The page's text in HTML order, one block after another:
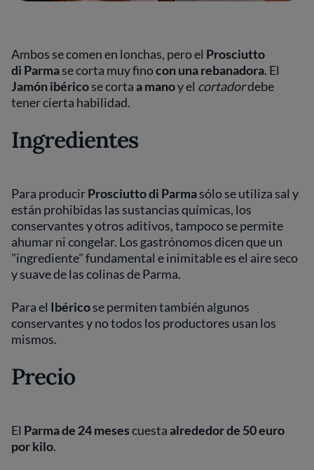
Ambos se comen en lonchas, pero el Prosciutto
di Parmase corta muy finoconuna rebanadora. El
Jamónibéricose cortaa manoy el cortadordebe
tener cierta habilidad.
Ingredientes
Para producirProsciutto di Parmasólo se utiliza sal y
están prohibidas las sustancias químicas, los
conservantes y otros aditivos, tampoco se permite
ahumar ni congelar. Los gastrónomos dicen que un
"ingrediente" fundamental e inimitable es el aire seco
y suave de las colinas de Parma.
Para el Ibéricose permiten también algunos
conservantes y no todos los productores usan los
mismos.
Precio
El Parma de 24 mesescuestaalrededor de 50 euro
por kilo.